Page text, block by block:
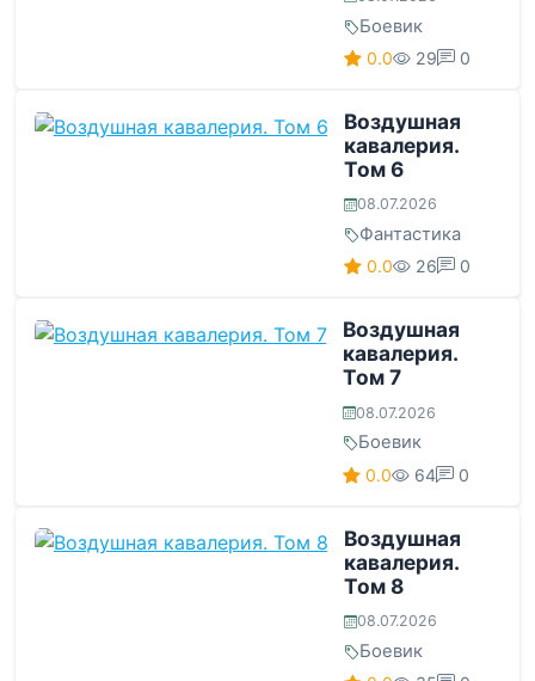
Боевик
0.0 29 0
Воздушная
кавалерия.
Том 6
08.07.2026
Фантастика
0.0 26 0
Воздушная
кавалерия.
Том 7
08.07.2026
Боевик
0.0 64 0
Воздушная
кавалерия.
Том 8
08.07.2026
Боевик